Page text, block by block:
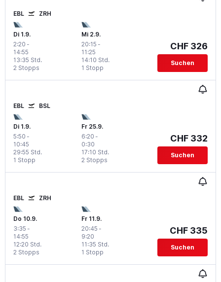
EBL ZRH
Di 1.9.
2:20 -
14:55
2 Stopps
13:35 Std.
Mi 2.9.
20:15 -
11:25
1 Stopp
14:10 Std.
CHF 326
Suchen
EBL BSL
Di 1.9.
5:50 -
10:45
1 Stopp
29:55 Std.
Fr 25.9.
6:20 -
0:30
2 Stopps
17:10 Std.
CHF 332
Suchen
EBL ZRH
Do 10.9.
3:35 -
14:55
2 Stopps
12:20 Std.
Fr 11.9.
20:45 -
9:20
1 Stopp
11:35 Std.
CHF 335
Suchen